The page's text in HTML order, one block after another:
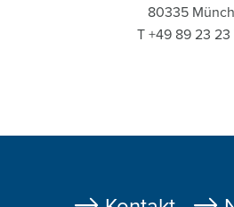
80335
T +49 89 23 23